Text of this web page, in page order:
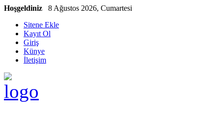
Hoşgeldiniz
8 Ağustos 2026, Cumartesi
Sitene Ekle
Kayıt Ol
Giriş
Künye
İletişim